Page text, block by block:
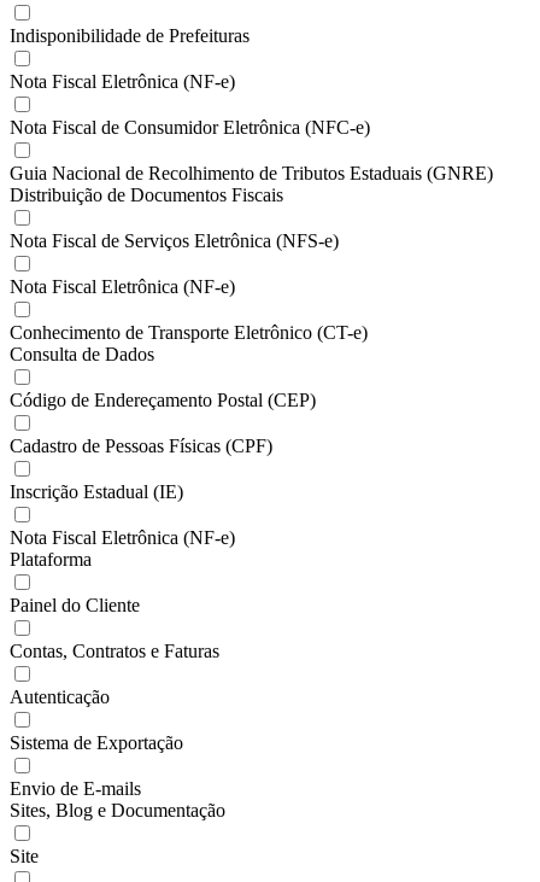
Indisponibilidade de Prefeituras
Nota Fiscal Eletrônica (NF-e)
Nota Fiscal de Consumidor Eletrônica (NFC-e)
Guia Nacional de Recolhimento de Tributos Estaduais (GNRE)
Distribuição de Documentos Fiscais
Nota Fiscal de Serviços Eletrônica (NFS-e)
Nota Fiscal Eletrônica (NF-e)
Conhecimento de Transporte Eletrônico (CT-e)
Consulta de Dados
Código de Endereçamento Postal (CEP)
Cadastro de Pessoas Físicas (CPF)
Inscrição Estadual (IE)
Nota Fiscal Eletrônica (NF-e)
Plataforma
Painel do Cliente
Contas, Contratos e Faturas
Autenticação
Sistema de Exportação
Envio de E-mails
Sites, Blog e Documentação
Site